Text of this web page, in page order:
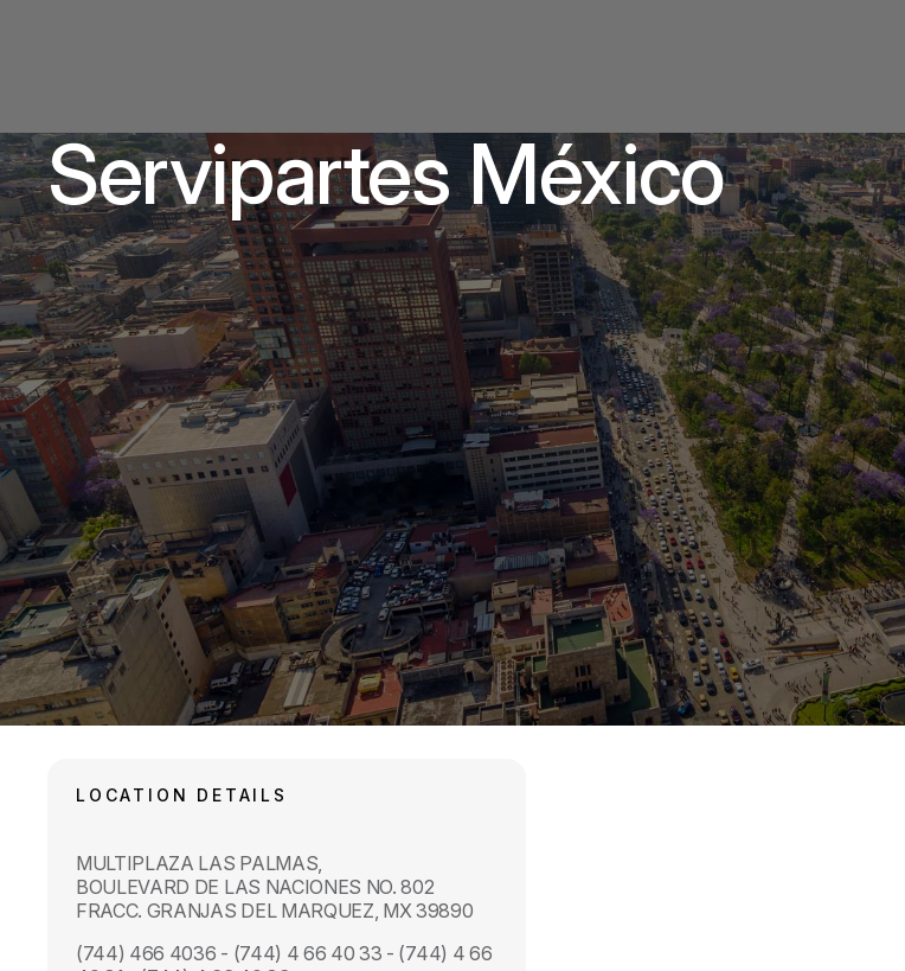
Servipartes México
LOCATION DETAILS
MULTIPLAZA LAS PALMAS,
BOULEVARD DE LAS NACIONES NO. 802
FRACC. GRANJAS DEL MARQUEZ, MX 39890
(744) 466 4036 - (744) 4 66 40 33 - (744) 4 66